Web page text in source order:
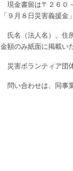
現金書留は〒２６０
「９月８日災害義援金
氏名（法人名）、住
金額のみ紙面に掲載い
災害ボランティア団
問い合わせは、同事